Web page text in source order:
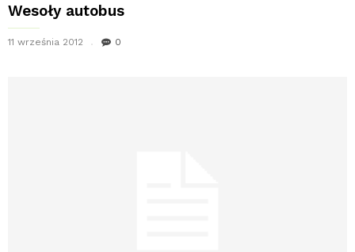
Wesoły autobus
11 września 2012 0